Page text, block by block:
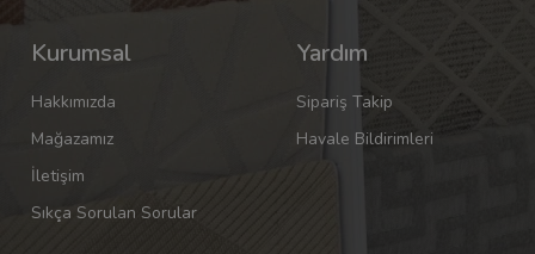
Kurumsal
Hakkımızda
Mağazamız
İletişim
Sıkça Sorulan Sorular
Yardım
Sipariş Takip
Havale Bildirimleri